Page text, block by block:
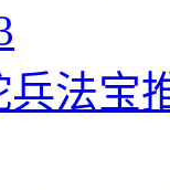
法宝